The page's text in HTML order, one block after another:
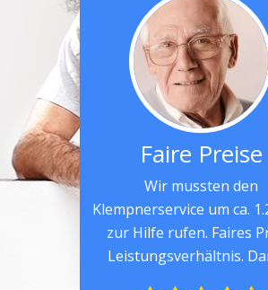
Faire Preise
Wir mussten den
Klempnerservice um ca.
zur Hilfe rufen. Faires
Leistungsverhältnis.